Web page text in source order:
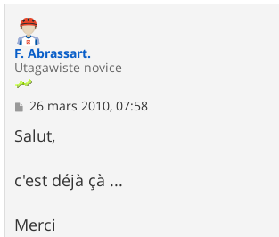
F. Abrassart.
Utagawiste novice
M
s
s
g
e
26 mars 2010, 07:58
Salut,
c'est déjà çà ...
Merci